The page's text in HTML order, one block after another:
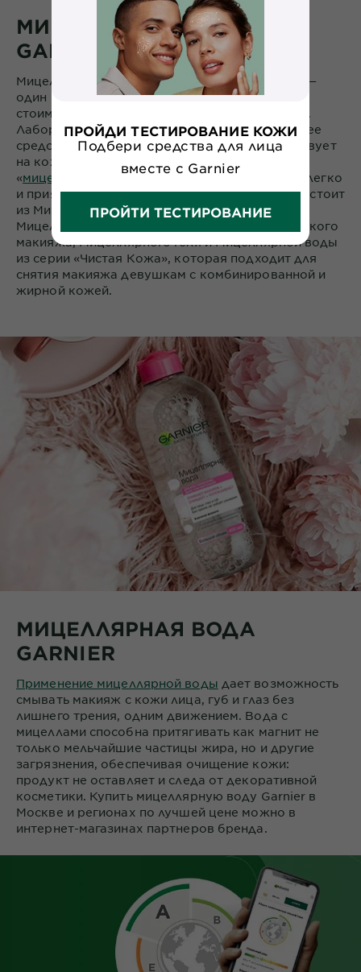
МИЦЕЛЛЯРНАЯ ВОДА
GARNIER
Мицеллярная вода, по отзывам покупателей, —
один из самых эффективных и доступных по
стоимости продуктов для ежедневного ухода.
Лаборатория Garnier представляет очищающее
средство, состав которого бережно воздействует
на кожу. Благодаря частицам под названием
«мицеллы
» это средство для снятия макияжа легко
и приятно использовать. Коллекция Garnier состоит
из Мицеллярной воды для всех типов кожи,
Мицеллярной воды с маслами для снятия стойкого
макияжа, Мицеллярного геля и Мицеллярной воды
из серии «Чистая Кожа», которая подходит для
снятия макияжа девушкам с комбинированной и
жирной кожей.
МИЦЕЛЛЯРНАЯ ВОДА
GARNIER
Применение мицеллярной воды дает возможность
смывать макияж с кожи лица, губ и глаз без
лишнего трения, одним движением. Вода с
мицеллами способна притягивать как магнит не
только мельчайшие частицы жира, но и другие
загрязнения, обеспечивая очищение кожи:
продукт не оставляет и следа от декоративной
косметики. Купить мицеллярную воду Garnier в
Москве и регионах по лучшей цене можно в
интернет-магазинах партнеров бренда.
ПРОЙДИ ТЕСТИРОВАНИЕ КОЖИ
Подбери средства для лица
вместе с Garnier
ПРОЙТИ ТЕСТИРОВАНИЕ